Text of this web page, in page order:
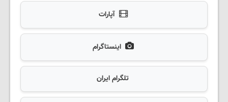
آپارات
اینستاگرام
تلگرام ایران